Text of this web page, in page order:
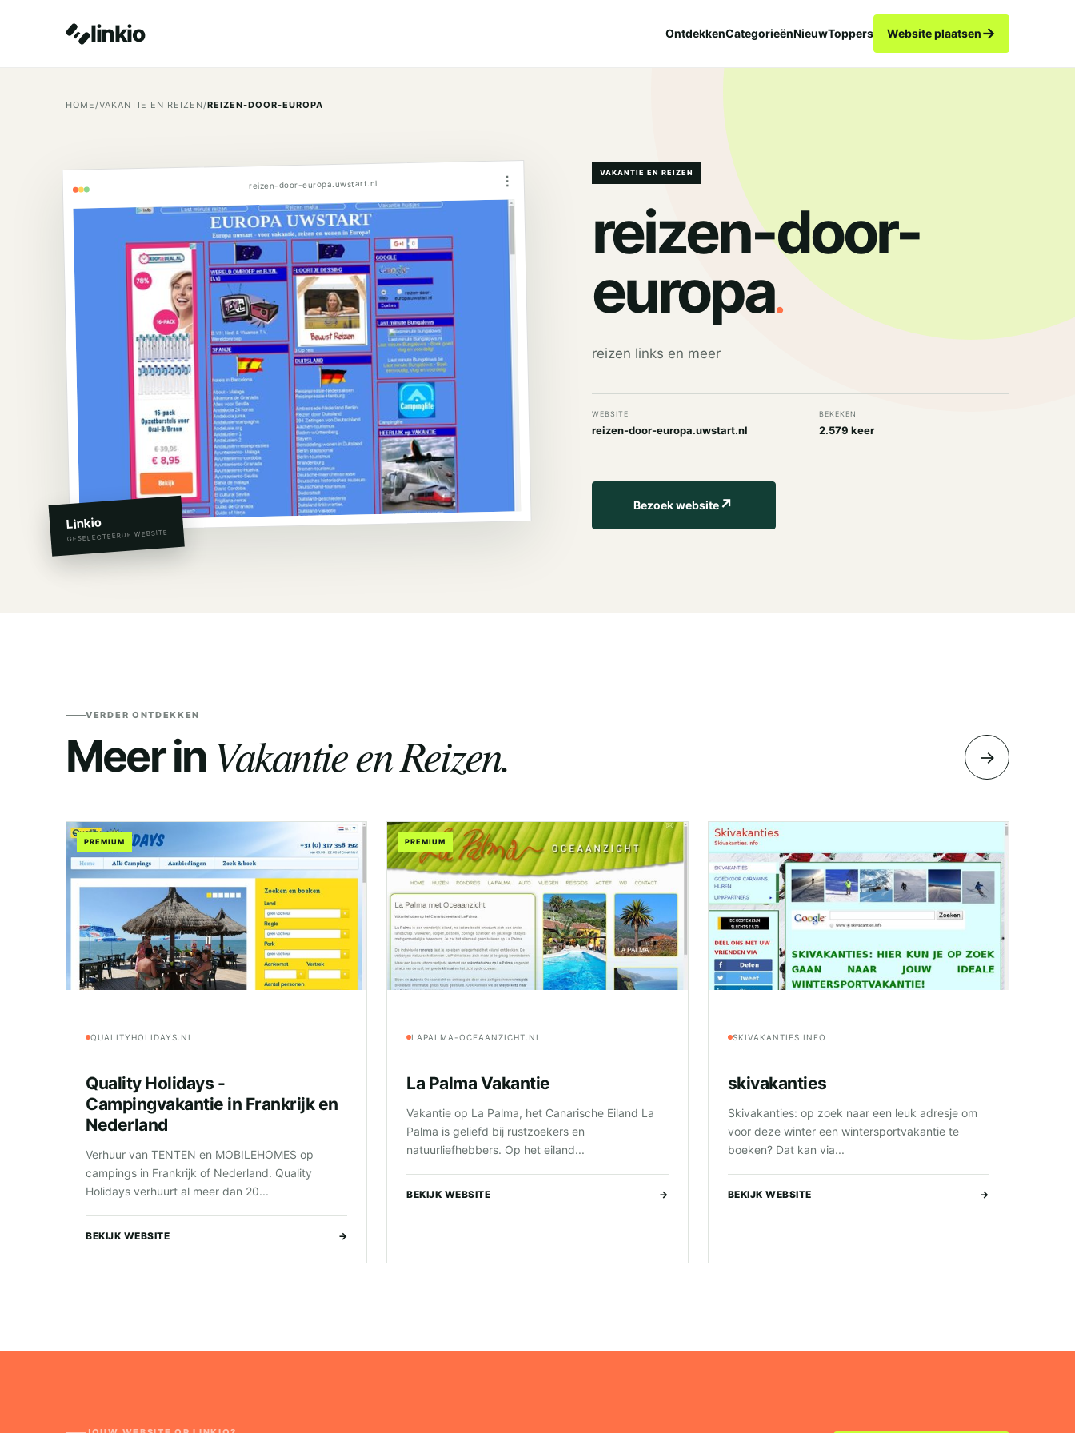
linkio OntdekkenCategorieënNieuwToppers Website plaatsen→
HOME/VAKANTIE EN REIZEN/REIZEN-DOOR-EUROPA
reizen-door-europa.uwstart.nl ⋮
Linkio
GESELECTEERDE WEBSITE
VAKANTIE EN REIZEN
reizen-door-
europa.
reizen links en meer
WEBSITE
reizen-door-europa.uwstart.nl
BEKEKEN
2.579 keer
Bezoek website↗
VERDER ONTDEKKEN
Meer in Vakantie en Reizen. →
PREMIUM
QUALITYHOLIDAYS.NL
Quality Holidays -
Campingvakantie in Frankrijk en
Nederland
Verhuur van TENTEN en MOBILEHOMES op
campings in Frankrijk of Nederland. Quality
Holidays verhuurt al meer dan 20...
BEKIJK WEBSITE →
PREMIUM
LAPALMA-OCEAANZICHT.NL
La Palma Vakantie
Vakantie op La Palma, het Canarische Eiland La
Palma is geliefd bij rustzoekers en
natuurliefhebbers. Op het eiland...
BEKIJK WEBSITE →
SKIVAKANTIES.INFO
skivakanties
Skivakanties: op zoek naar een leuk adresje om
voor deze winter een wintersportvakantie te
boeken? Dat kan via...
BEKIJK WEBSITE →